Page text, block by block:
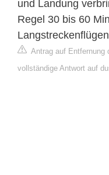
und Landung
Regel 30 bis 60
Antrag auf Entfernung
vollständige Antwort auf